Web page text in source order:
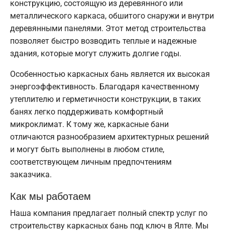
конструкцию, состоящую из деревянного или
металлического каркаса, обшитого снаружи и внутри
деревянными панелями. Этот метод строительства
позволяет быстро возводить теплые и надежные
здания, которые могут служить долгие годы.
Особенностью каркасных бань является их высокая
энергоэффективность. Благодаря качественному
утеплителю и герметичности конструкции, в таких
банях легко поддерживать комфортный
микроклимат. К тому же, каркасные бани
отличаются разнообразием архитектурных решений
и могут быть выполнены в любом стиле,
соответствующем личным предпочтениям
заказчика.
Как мы работаем
Наша компания предлагает полный спектр услуг по
строительству каркасных бань под ключ в Ялте. Мы